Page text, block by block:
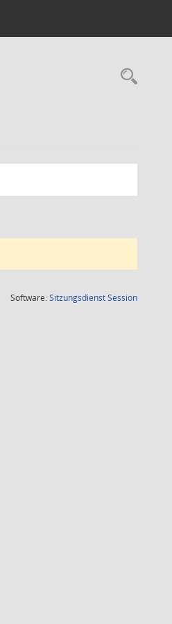
Software:SitzungsdienstSession(Wird in